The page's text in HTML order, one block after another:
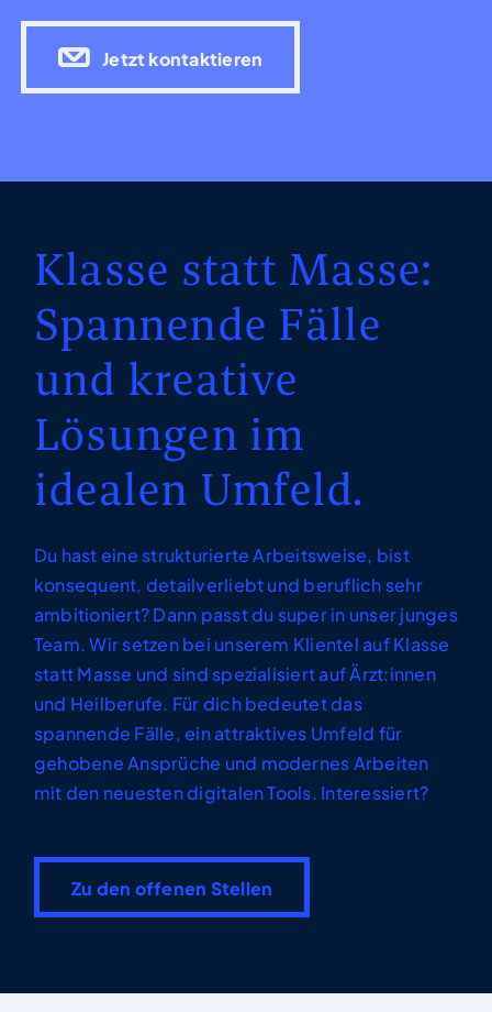
Jetzt kontaktieren
Klasse statt Masse:
Spannende Fälle
und kreative
Lösungen im
idealen Umfeld.
Du hast eine strukturierte Arbeitsweise, bist
konsequent, detailverliebt und beruflich sehr
ambitioniert? Dann passt du super in unser junges
Team. Wir setzen bei unserem Klientel auf Klasse
statt Masse und sind spezialisiert auf Ärzt:innen
und Heilberufe. Für dich bedeutet das
spannende Fälle, ein attraktives Umfeld für
gehobene Ansprüche und modernes Arbeiten
mit den neuesten digitalen Tools. Interessiert?
Zu den offenen Stellen